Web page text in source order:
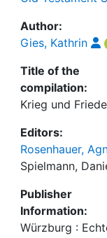
Author:
Gies, Kathrin
Title of the
compilation:
Krieg und
Editors:
Rosenhauer,
Spielmann,
Publisher
Information:
Würzburg :